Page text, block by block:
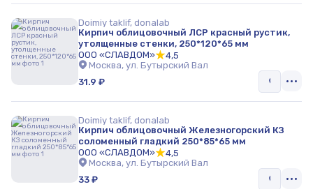
Doimiy taklif, donalab
Кирпич облицовочный ЛСР красный рустик,
утолщенные стенки, 250*120*65 мм
ООО «СЛАВДОМ»
4,5
Москва, ул. Бутырский Вал
31.9 ₽
Doimiy taklif, donalab
Кирпич облицовочный Железногорский КЗ
соломенный гладкий 250*85*65 мм
ООО «СЛАВДОМ»
4,5
Москва, ул. Бутырский Вал
33 ₽